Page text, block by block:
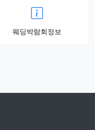
웨딩박람회정보